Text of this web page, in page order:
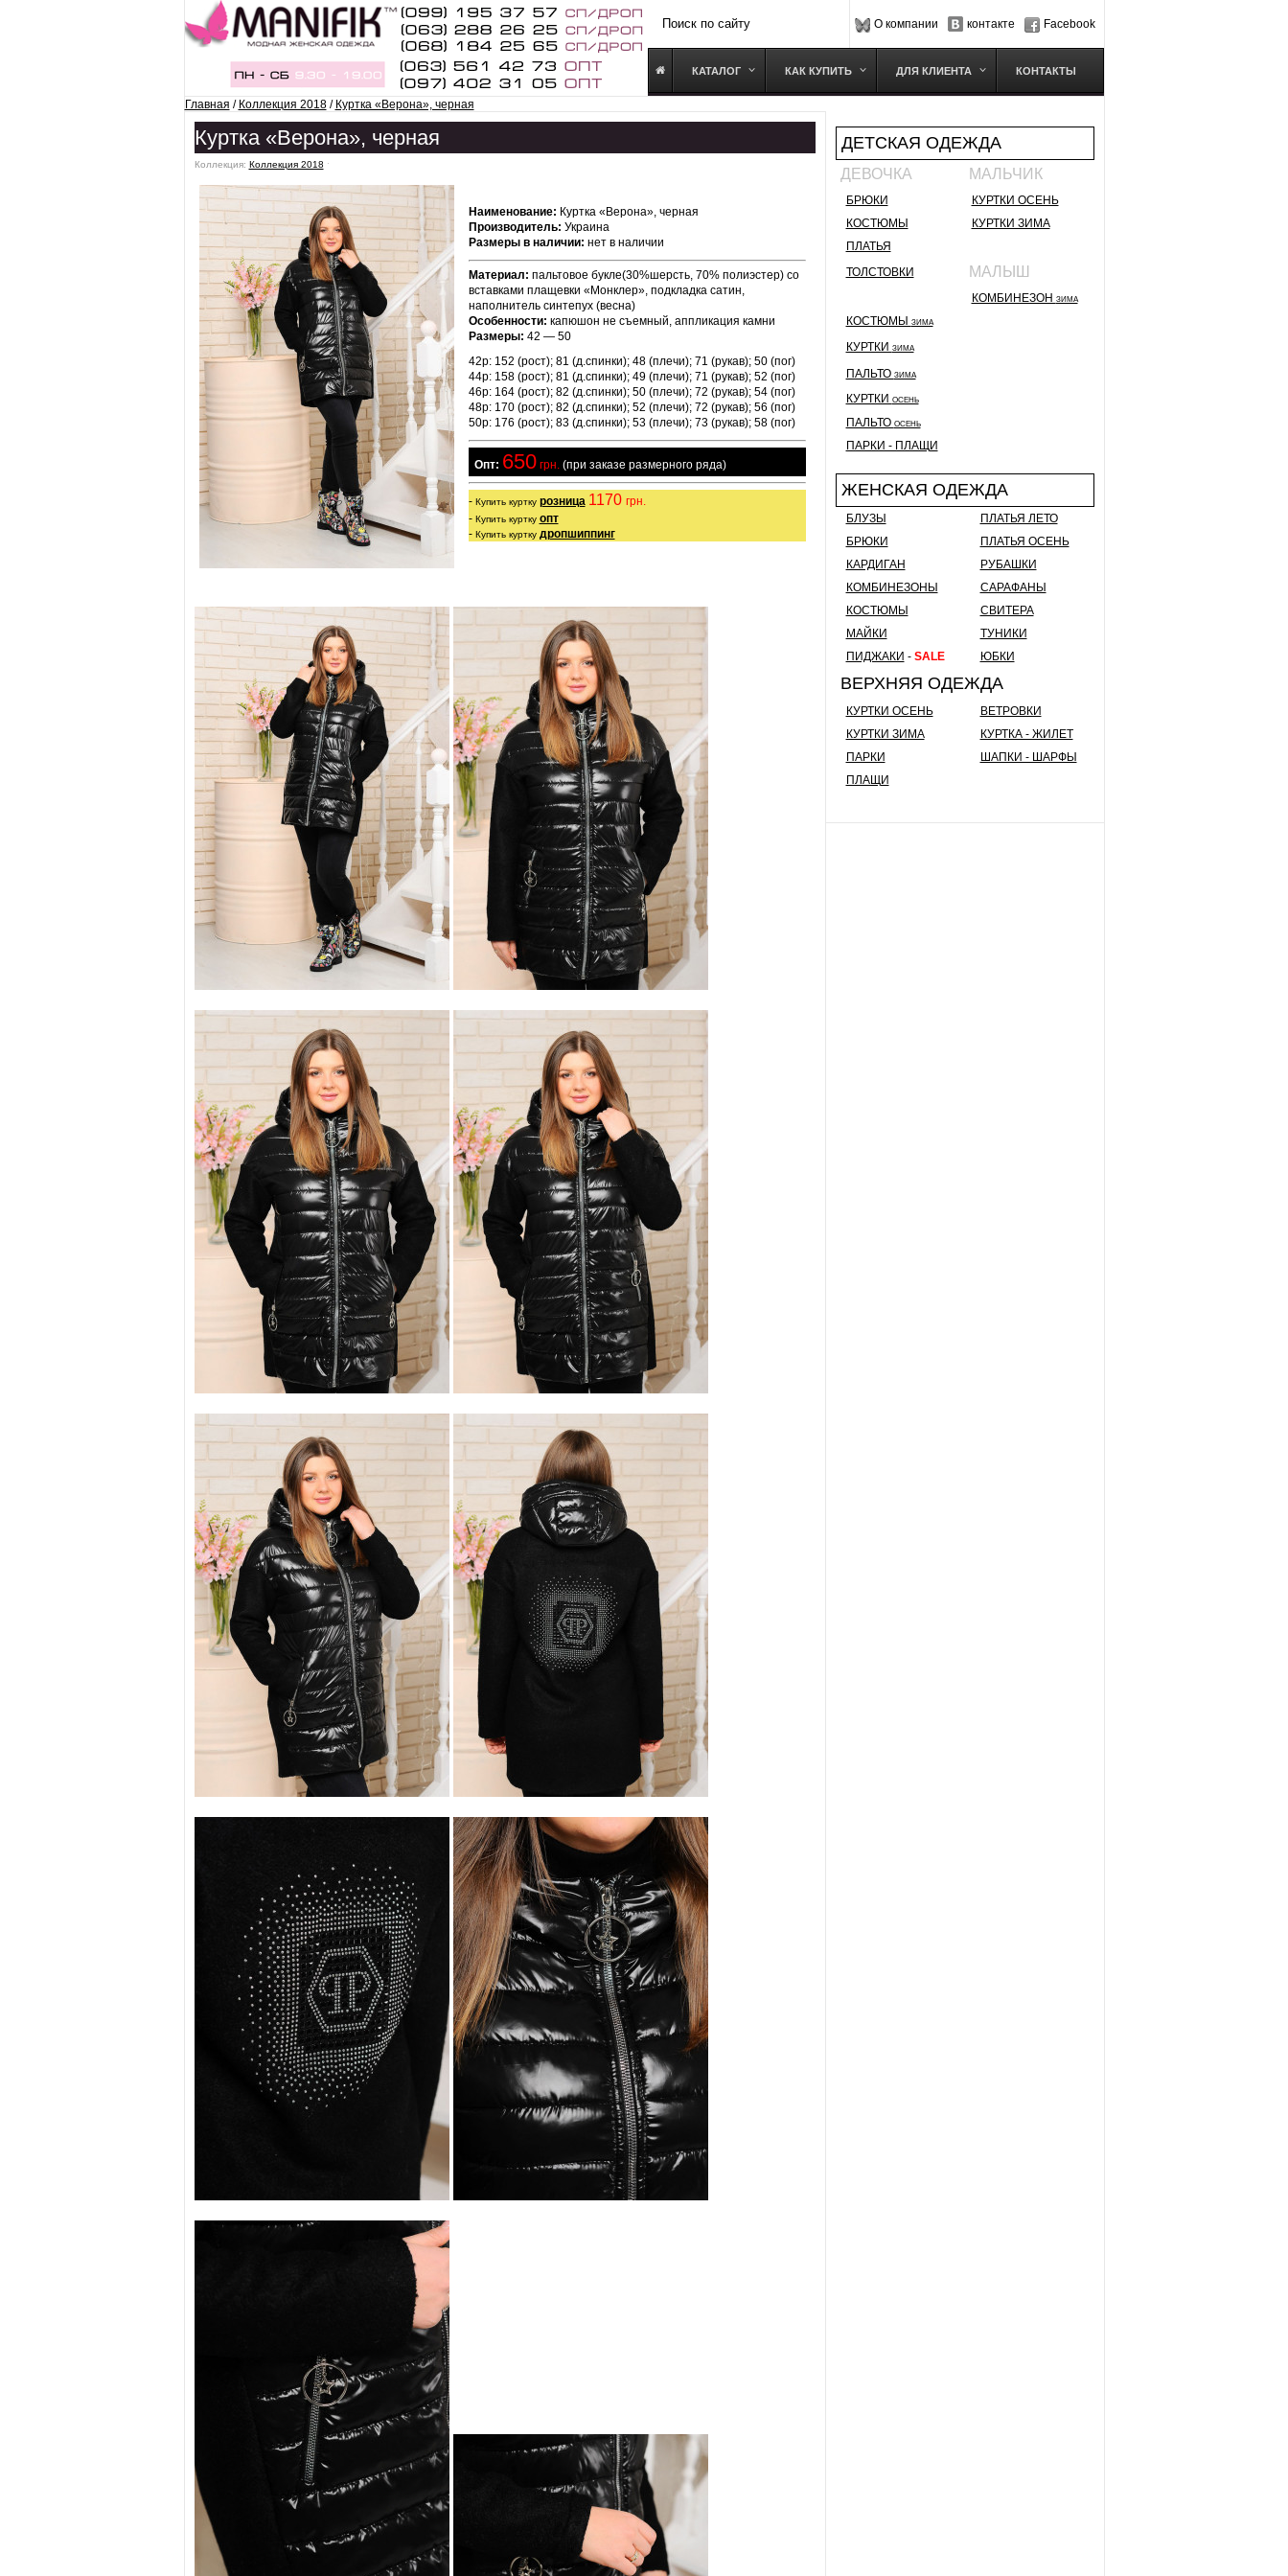
О компании контакте Facebook
КАТАЛОГ КАК КУПИТЬ ДЛЯ КЛИЕНТА КОНТАКТЫ
Главная / Коллекция 2018/ Куртка «Верона», черная
ДЕТСКАЯ ОДЕЖДА
ДЕВОЧКА МАЛЬЧИК
БРЮКИ
КУРТКИ ОСЕНЬ
КОСТЮМЫ
КУРТКИ ЗИМА
ПЛАТЬЯ
ТОЛСТОВКИ
МАЛЫШ
КОМБИНЕЗОН ЗИМА
КОСТЮМЫ ЗИМА
КУРТКИ ЗИМА
ПАЛЬТО ЗИМА
КУРТКИ ОСЕНЬ
ПАЛЬТО ОСЕНЬ
ПАРКИ - ПЛАЩИ
ЖЕНСКАЯ ОДЕЖДА
БЛУЗЫ
ПЛАТЬЯ ЛЕТО
БРЮКИ
ПЛАТЬЯ ОСЕНЬ
КАРДИГАН
РУБАШКИ
КОМБИНЕЗОНЫ
САРАФАНЫ
КОСТЮМЫ
СВИТЕРА
МАЙКИ
ТУНИКИ
ПИДЖАКИ - SALE ЮБКИ
ВЕРХНЯЯ ОДЕЖДА
КУРТКИ ОСЕНЬ
ВЕТРОВКИ
КУРТКИ ЗИМА
КУРТКА - ЖИЛЕТ
ПАРКИ
ШАПКИ - ШАРФЫ
ПЛАЩИ
Куртка «Верона», черная
Коллекция: Коллекция 2018 ˑ
Наименование: Куртка «Верона», черная
Производитель: Украина
Размеры в наличии: нет в наличии
Материал: пальтовое букле(30%шерсть, 70% полиэстер) со
вставками плащевки «Монклер», подкладка сатин,
наполнитель синтепух (весна)
Особенности: капюшон не съемный, аппликация камни
Размеры: 42 — 50
42р: 152 (рост); 81 (д.спинки); 48 (плечи); 71 (рукав); 50 (пог)
44р: 158 (рост); 81 (д.спинки); 49 (плечи); 71 (рукав); 52 (пог)
46р: 164 (рост); 82 (д.спинки); 50 (плечи); 72 (рукав); 54 (пог)
48р: 170 (рост); 82 (д.спинки); 52 (плечи); 72 (рукав); 56 (пог)
50р: 176 (рост); 83 (д.спинки); 53 (плечи); 73 (рукав); 58 (пог)
  Опт:
650 грн. (при заказе размерного ряда)
- Купить куртку розница 1170 грн.
- Купить куртку опт
- Купить куртку дропшиппинг